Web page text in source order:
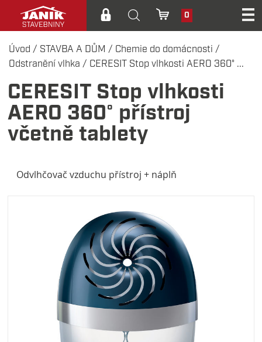
0
Úvod / STAVBA A DŮM / Chemie do domácnosti /
Odstranění vlhka / CERESIT Stop vlhkosti AERO 360° ...
CERESIT Stop vlhkosti
AERO 360° přístroj
včetně tablety
Odvlhčovač vzduchu přístroj + náplň